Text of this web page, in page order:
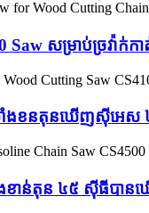
Saw សម្រាប់ច្រវ៉ាក់ក
ាំងខនតុនឃើញស៊ីអេស
ងខាន់តុន ៤៥ ស៊ីធីបាន